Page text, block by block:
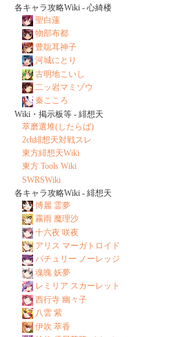
各キャラ攻略Wiki - 心綺楼
聖白蓮
物部布都
豊聡耳神子
河城にとり
古明地こいし
二ッ岩マミゾウ
秦こころ
Wiki・掲示板等 - 緋想天
萃磨選堆(したらば)
2ch緋想天対戦スレ
東方緋想天Wiki
東方 Tools Wiki
SWRSWiki
各キャラ攻略Wiki - 緋想天
博麗 霊夢
霧雨 魔理沙
十六夜 咲夜
アリス マーガトロイド
パチュリー ノーレッジ
魂魄 妖夢
レミリア スカーレット
西行寺 幽々子
八雲 紫
伊吹 萃香